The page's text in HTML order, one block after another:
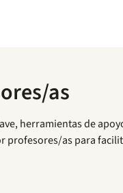
as
herramientas de
profesores/as para